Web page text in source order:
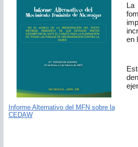
La
en
Informe Alternativo del MFN sobre la
CEDAW